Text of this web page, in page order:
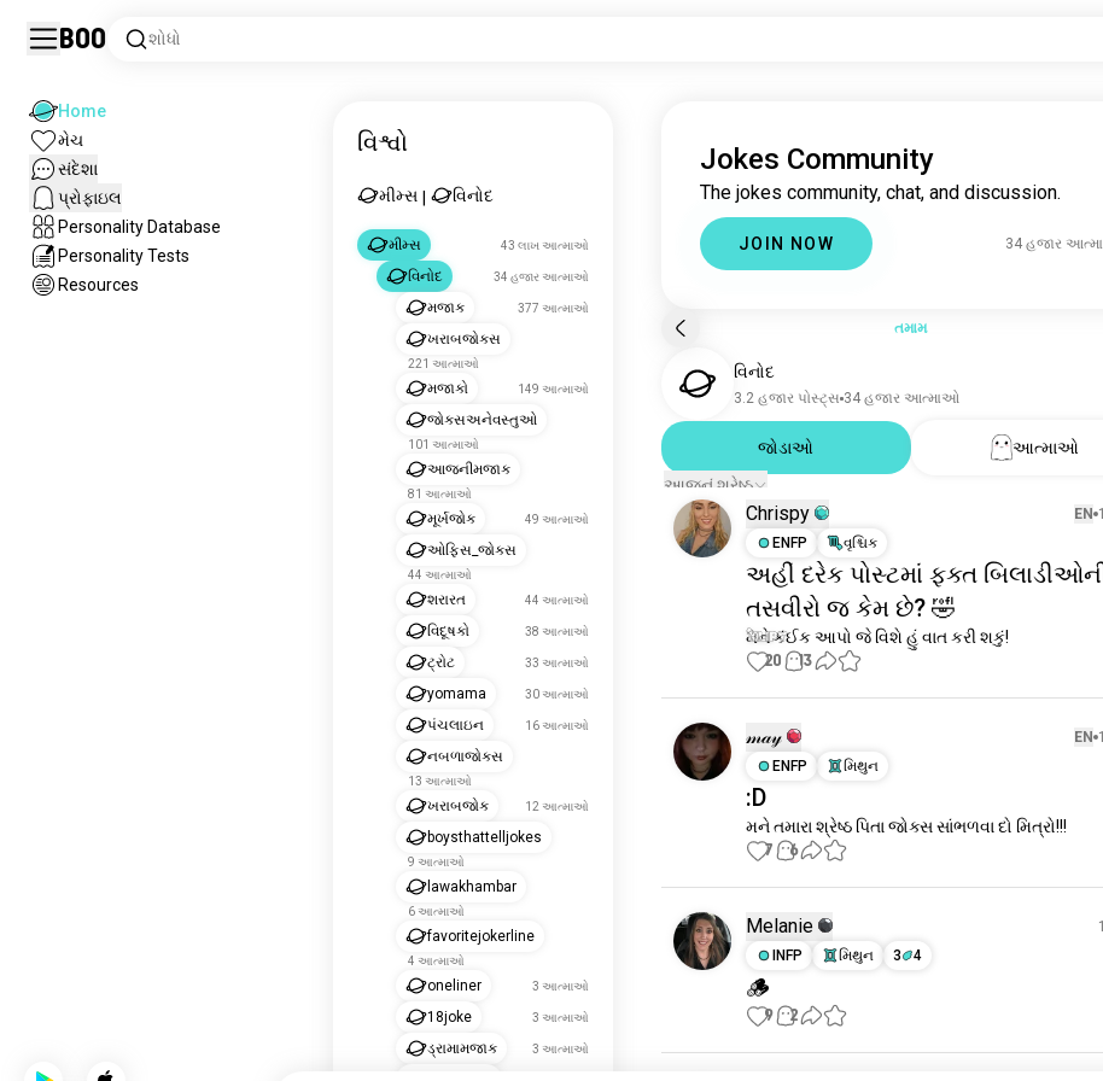
Boo શોધો
Home
મેચ
સંદેશા
પ્રોફાઇલ
Personality Database
Personality Tests
Resources
વિશ્વો
મીમ્સ વિનોદ
મીમ્સ 43 લાખ આત્માઓ
વિનોદ 34 હજાર આત્માઓ
મજાક 377 આત્માઓ
ખરાબજોક્સ
221 આત્માઓ
મજાકો 149 આત્માઓ
જોક્સઅનેવસ્તુઓ
101 આત્માઓ
આજનીમજાક
81 આત્માઓ
મૂર્ખજોક 49 આત્માઓ
ઓફિસ_જોક્સ
44 આત્માઓ
શરારત 44 આત્માઓ
વિદૂષકો 38 આત્માઓ
ટ્રોટ 33 આત્માઓ
yomama 30 આત્માઓ
પંચલાઇન 16 આત્માઓ
નબળાજોક્સ
13 આત્માઓ
ખરાબજોક 12 આત્માઓ
boysthattelljokes
9 આત્માઓ
lawakhambar
6 આત્માઓ
favoritejokerline
4 આત્માઓ
oneliner 3 આત્માઓ
18joke 3 આત્માઓ
ડ્રામામજાક 3 આત્માઓ
Jokes Community
The jokes community, chat, and discussion.
JOIN NOW 34 હજાર
તમામ
વિનોદ
3.2 હજાર પોસ્ટ્સ 34 હજાર આત્માઓ
જોડાઓ
આત્માઓ
આજનું શ્રેષ્ઠ
Chrispy EN
ENFP
વૃશ્ચિક
અહીં દરેક પોસ્ટમાં ફક્ત
તસવીરો જ કેમ છે? 🤣
મને કંઈક આપો જે વિશે હું વાત કરી શકું!
20 13
𝓂𝒶𝓎 EN
ENFP
મિથુન
:D
મને તમારા શ્રેષ્ઠ પિતા જોક્સ સાંભળવા દો મિત્રો!!!
7 6
Melanie
INFP
મિથુન 3 4
🪵
9 2